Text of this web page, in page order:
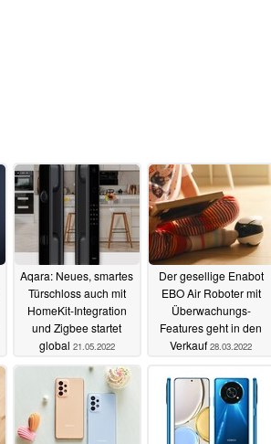
Aqara: Neues, smartes
Türschloss auch mit
HomeKit-Integration
und Zigbee startet
global 21.05.2022
Der gesellige Enabot
EBO Air Roboter mit
Überwachungs-
Features geht in den
Verkauf 28.03.2022